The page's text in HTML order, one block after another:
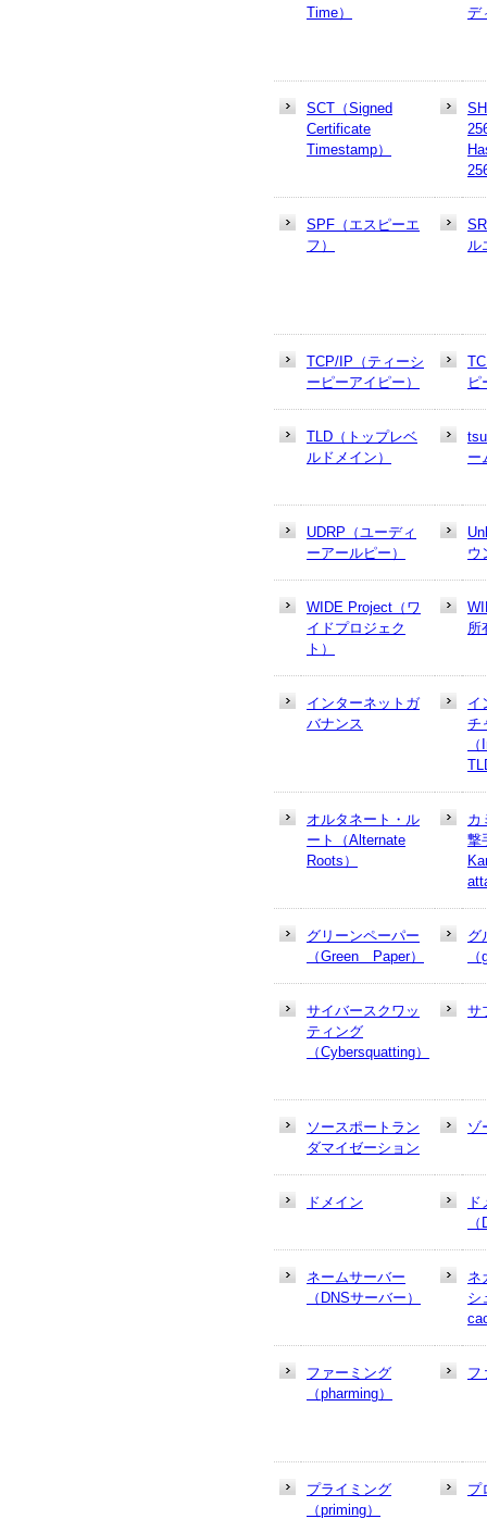
Time） デ
SCT（Signed
Certificate
Timestamp）
SPF（エスピーエ
フ）
ル
TCP/IP（ティーシ
ーピーアイピー）
ピ
TLD（トップレベ
ルドメイン）
ー
UDRP（ユーディ
ーアールピー）
ウ
WIDE Project（ワ
イドプロジェク
ト）
所
インターネットガ
バナンス
イ
チ
オルタネート・ル
ート（Alternate
Roots）
カ
撃
グリーンペーパー
（Green Paper）
グ
サイバースクワッ
ティング
（Cybersquatting）
サ
ソースポートラン
ダマイゼーション
ゾ
ドメイン
ネームサーバー
（DNSサーバー）
ネ
シ
ファーミング
（pharming）
フ
プライミング
（priming）
プ